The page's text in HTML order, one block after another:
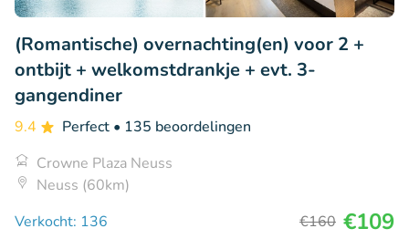
(Romantische) overnachting(en) voor 2 +
ontbijt + welkomstdrankje + evt. 3-
gangendiner
9.4 Perfect • 135 beoordelingen
Crowne Plaza Neuss
Neuss (60km)
Verkocht: 136
€160 €109